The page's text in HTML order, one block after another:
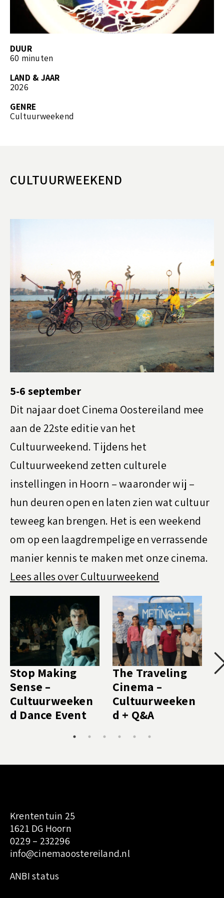
DUUR
60 minuten
LAND & JAAR
2026
GENRE
Cultuurweekend
CULTUURWEEKEND
5-6 september
Dit najaar doet Cinema Oostereiland mee
aan de 22ste editie van het
Cultuurweekend. Tijdens het
Cultuurweekend zetten culturele
instellingen in Hoorn – waaronder wij –
hun deuren open en laten zien wat cultuur
teweeg kan brengen. Het is een weekend
om op een laagdrempelige en verrassende
manier kennis te maken met onze cinema.
Lees alles over Cultuurweekend
Stop Making
Sense –
Cultuurweeken
d Dance Event
The Traveling
Cinema –
Cultuurweeken
d + Q&A
Krententuin 25
1621 DG Hoorn
0229 – 232296
info@cinemaoostereiland.nl
ANBI status: